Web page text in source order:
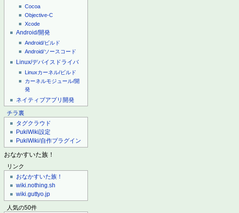
Cocoa
Objective-C
Xcode
Android/開発
Android/ビルド
Android/ソースコード
Linux/デバイスドライバ
Linuxカーネル/ビルド
カーネルモジュール/開
発
ネイティブアプリ開発
チラ裏
タグクラウド
PukiWiki設定
PukiWiki/自作プラグイン
おなかすいた族！
リンク
おなかすいた族！
wiki.nothing.sh
wiki.guttyo.jp
人気の50件